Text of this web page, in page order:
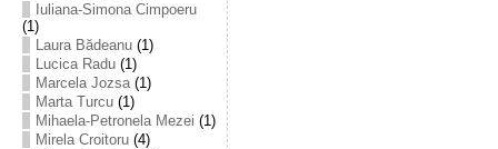
Iuliana-Simona Cimpoeru
(1)
Laura Bădeanu(1)
Lucica Radu(1)
Marcela Jozsa(1)
Marta Turcu(1)
Mihaela-Petronela Mezei (1)
Mirela Croitoru(4)